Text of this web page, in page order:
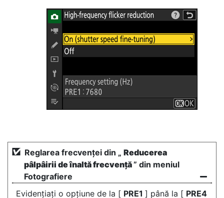
Reglarea frecvenței din „ Reducerea
pâlpâirii de înaltă frecvență” din meniul
Fotografiere
Evidențiați o opțiune de la [ PRE1 ] până la [ PRE4